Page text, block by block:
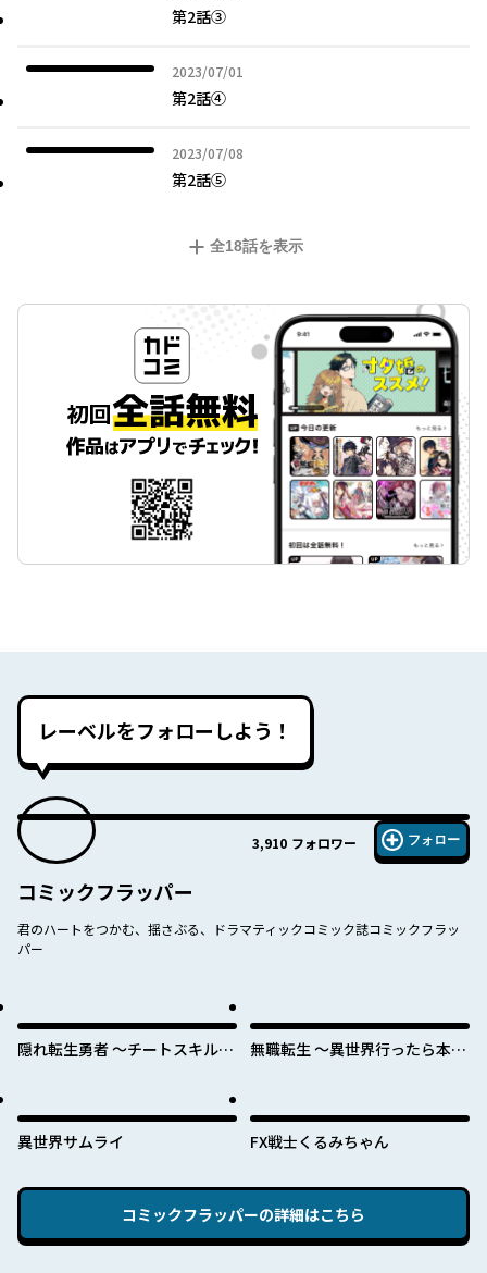
第2話③
2023/07/01
2023年07月01日
第2話④
2023/07/08
2023年07月08日
第2話⑤
全18話を表示
レーベルをフォローしよう！
3,910 フォロワー フォロー
コミックフラッパー
君のハートをつかむ、揺さぶる、ドラマティックコミック誌コミックフラッ
パー
隠れ転生勇者 ～チートスキルと
無職転生 ～異世界行ったら本気
異世界サムライ FX戦士くるみちゃん
コミックフラッパーの詳細はこちら